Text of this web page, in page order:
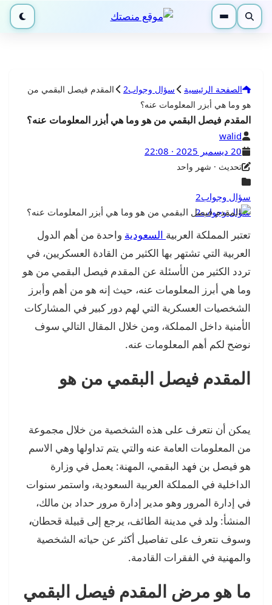
بحث القائمة الوضع الليلي
الصفحة الرئيسية سؤال وجواب2
المقدم فيصل البقمي من
هو وما هي أبزر المعلومات عنه؟
المقدم فيصل البقمي من هو وما هي أبزر المعلومات عنه؟
الكاتب
walid
تاريخ النشر
آخر تحديث
تحديث · شهر واحد
التصنيفات
سؤال وجواب2
سؤال وجواب2
تعتبر المملكة العربيةالسعوديةواحدة من أهم الدول
العربية التي تشتهر بها الكثير من القادة العسكريين، في
تردد الكثير من الأسئلة عن المقدم فيصل البقمي من هو
وما هي أبرز المعلومات عنه، حيث إنه هو من أهم وأبرز
الشخصيات العسكرية التي لهم دور كبير في المشاركات
الأمنية داخل المملكة، ومن خلال المقال التالي سوف
نوضح لكم أهم المعلومات عنه.
المقدم فيصل البقمي من هو
يمكن أن نتعرف على هذه الشخصية من خلال مجموعة
من المعلومات العامة عنه والتي يتم تداولها وهي الاسم
هو فيصل بن فهد البقمي، المهنة: يعمل في وزارة
الداخلية في المملكة العربية السعودية، واستمر سنوات
في إدارة المرور وهو مدير إدارة مرور حداد بن مالك،
المنشأ: ولد في مدينة الطائف، يرجع إلى قبيلة قحطان،
وسوف نتعرف على تفاصيل أكثر عن حياته الشخصية
والمهنية في الفقرات القادمة.
ما هو مرض المقدم فيصل البقمي